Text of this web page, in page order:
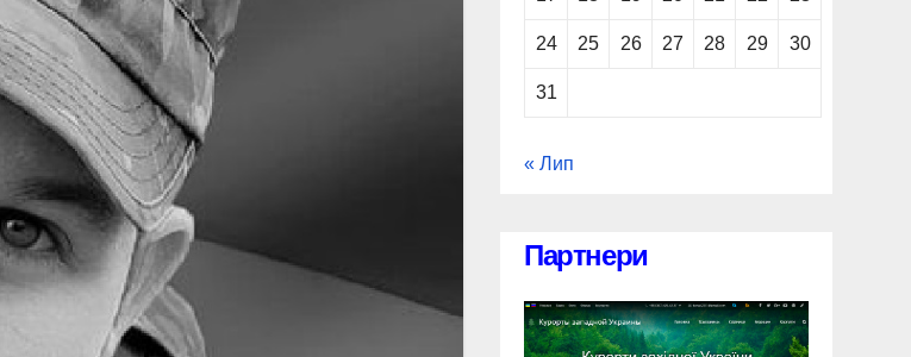
24 25 26 27 28 29 30
31
« Лип
Партнери